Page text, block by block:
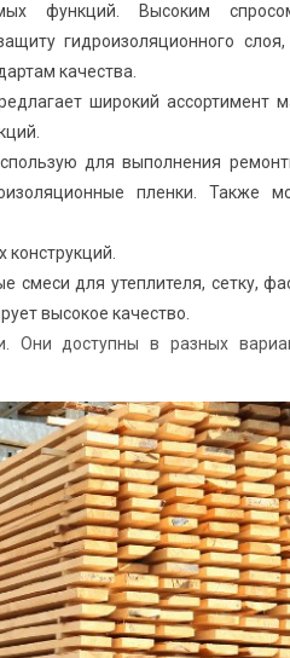
функций. Высоким
гидроизоляционного
качества.
широкий ассортимент
для выполнения
пленки. Также
смеси для утеплителя, сетку,
высокое качество.
Они доступны в разных